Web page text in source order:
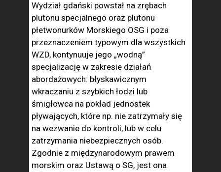
Wydział gdański powstał na zrębach
plutonu specjalnego oraz plutonu
płetwonurków Morskiego OSG i poza
przeznaczeniem typowym dla wszystkich
WZD, kontynuuje jego „wodną”
specjalizację w zakresie działań
abordażowych: błyskawicznym
wkraczaniu z szybkich łodzi lub
śmigłowca na pokład jednostek
pływających, które np. nie zatrzymały się
na wezwanie do kontroli, lub w celu
zatrzymania niebezpiecznych osób.
Zgodnie z międzynarodowym prawem
morskim oraz Ustawą o SG, jest ona